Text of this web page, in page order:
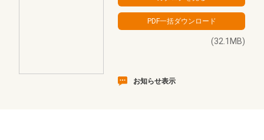
(32.1MB)
お知らせ表示